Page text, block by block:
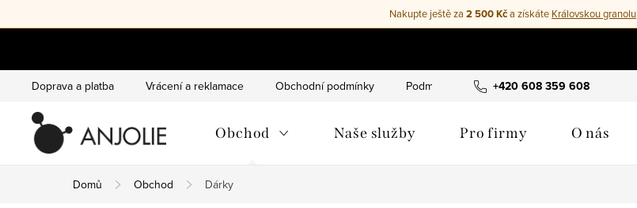
na
Nakupte ještě za 2 500 Kča získáte Královskou granolu
+420 608 359 608
Doprava a platba Vrácení a reklamace Obchodní podmínky Podmínky ochrany osobních údajů
Obchod Naše služby Pro firmy O nás
Domů Obchod Dárky